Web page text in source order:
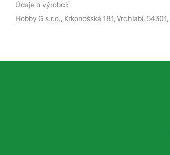
Údaje o výrobci:
Hobby G s.r.o., Krkonošská 181, Vrchlabí, 54301,